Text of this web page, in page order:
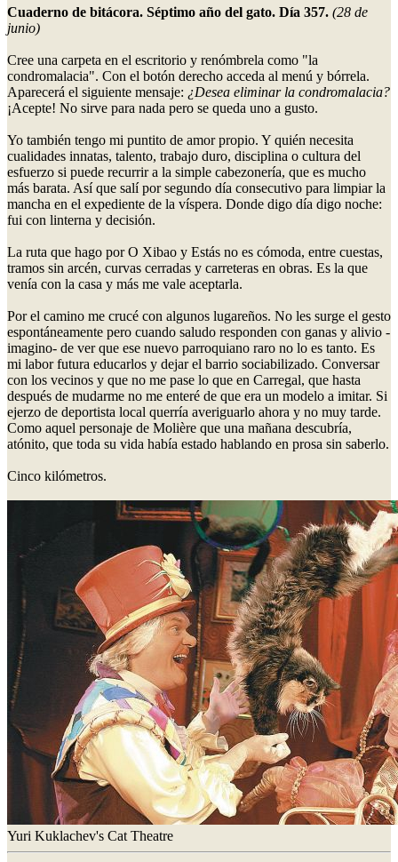
Cuaderno de bitácora. Séptimo año del gato. Día 357. (28 de
junio)
Cree una carpeta en el escritorio y renómbrela como "la
condromalacia". Con el botón derecho acceda al menú y bórrela.
Aparecerá el siguiente mensaje: ¿Desea eliminar la condromalacia?
¡Acepte! No sirve para nada pero se queda uno a gusto.
Yo también tengo mi puntito de amor propio. Y quién necesita
cualidades innatas, talento, trabajo duro, disciplina o cultura del
esfuerzo si puede recurrir a la simple cabezonería, que es mucho
más barata. Así que salí por segundo día consecutivo para limpiar la
mancha en el expediente de la víspera. Donde digo día digo noche:
fui con linterna y decisión.
La ruta que hago por O Xibao y Estás no es cómoda, entre cuestas,
tramos sin arcén, curvas cerradas y carreteras en obras. Es la que
venía con la casa y más me vale aceptarla.
Por el camino me crucé con algunos lugareños. No les surge el gesto
espontáneamente pero cuando saludo responden con ganas y alivio -
imagino- de ver que ese nuevo parroquiano raro no lo es tanto. Es
mi labor futura educarlos y dejar el barrio sociabilizado. Conversar
con los vecinos y que no me pase lo que en Carregal, que hasta
después de mudarme no me enteré de que era un modelo a imitar. Si
ejerzo de deportista local querría averiguarlo ahora y no muy tarde.
Como aquel personaje de Molière que una mañana descubría,
atónito, que toda su vida había estado hablando en prosa sin saberlo.
Cinco kilómetros.
Yuri Kuklachev's Cat Theatre